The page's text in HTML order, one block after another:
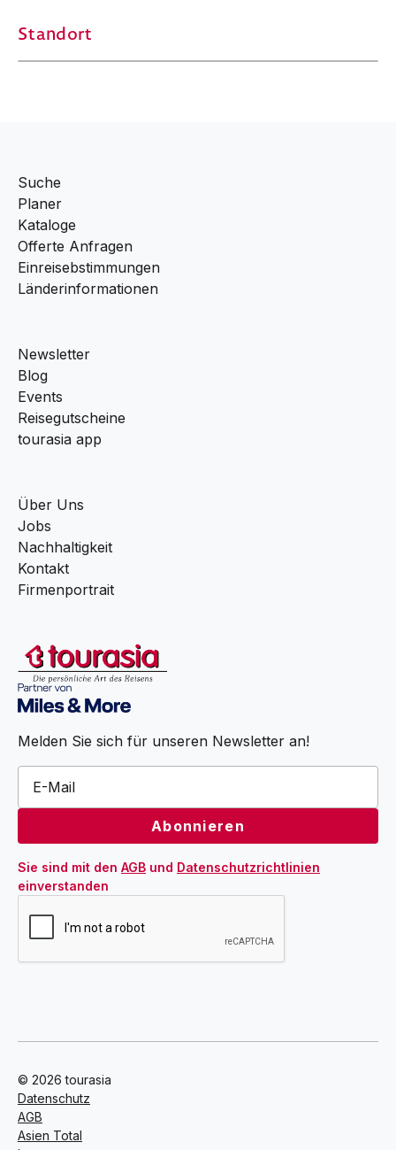
Standort
Suche
Planer
Kataloge
Offerte Anfragen
Einreisebstimmungen
Länderinformationen
Newsletter
Blog
Events
Reisegutscheine
tourasia app
Über Uns
Jobs
Nachhaltigkeit
Kontakt
Firmenportrait
Melden Sie sich für unseren Newsletter an!
Sie sind mit den AGB und Datenschutzrichtlinien
einverstanden
© 2026 tourasia
Datenschutz
AGB
Asien Total